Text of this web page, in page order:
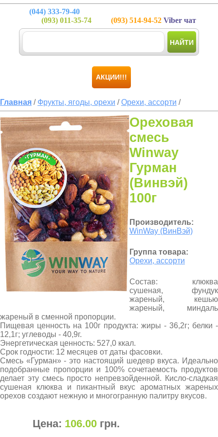
(044) 333-79-40
(093) 011-35-74 (093) 514-94-52 Viber чат
НАЙТИ
АКЦИИ!!!
Главная / Фрукты, ягоды, орехи /Орехи, ассорти /
Ореховая
смесь
Winway
Гурман
(Винвэй)
100г
Производитель:
WinWay (ВинВэй)
Группа товара:
Орехи, ассорти
Состав: клюква
сушеная, фундук
жареный, кешью
жареный, миндаль
жареный в сменной пропорции.
Пищевая ценность на 100г продукта: жиры - 36,2г; белки -
12,1г; углеводы - 40,9г.
Энергетическая ценность: 527,0 ккал.
Срок годности: 12 месяцев от даты фасовки.
Смесь «Гурман» - это настоящий шедевр вкуса. Идеально
подобранные пропорции и 100% сочетаемость продуктов
делает эту смесь просто непревзойденной. Кисло-сладкая
сушеная клюква и пикантный вкус ароматных жареных
орехов создают нежную и многогранную палитру вкусов.
Цена: 106.00 грн.